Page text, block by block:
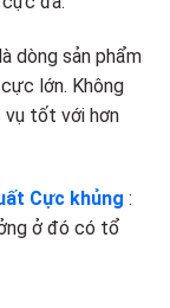
dòng sản phẩm
lớn. Không
vụ tốt với hơn
Cực khủng :
ở đó có tổ